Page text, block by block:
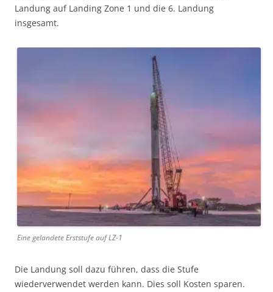
Landung auf Landing Zone 1 und die 6. Landung
insgesamt.
Eine gelandete Erststufe auf LZ-1
Die Landung soll dazu führen, dass die Stufe
wiederverwendet werden kann. Dies soll Kosten sparen.